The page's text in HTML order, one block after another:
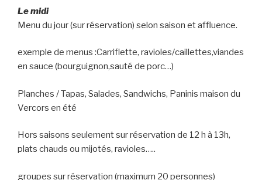
Le midi
Menu du jour (sur réservation) selon saison et affluence.
exemple de menus :Carriflette, ravioles/caillettes,viandes
en sauce (bourguignon,sauté de porc…)
Planches / Tapas, Salades, Sandwichs, Paninis maison du
Vercors en été
Hors saisons seulement sur réservation de 12 h à 13h,
plats chauds ou mijotés, ravioles…..
groupes sur réservation (maximum 20 personnes)